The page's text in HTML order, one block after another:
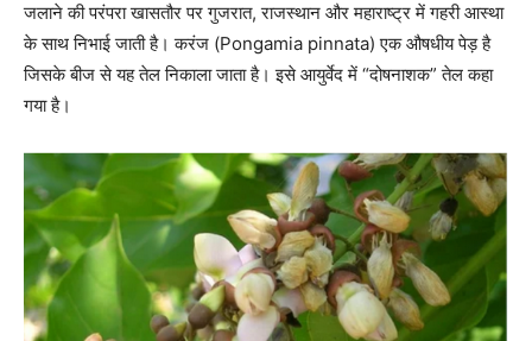
जलाने की परंपरा खासतौर पर गुजरात, राजस्थान और महाराष्ट्र में गहरी आस्था
के साथ निभाई जाती है। करंज (Pongamia pinnata) एक औषधीय पेड़ है
जिसके बीज से यह तेल निकाला जाता है। इसे आयुर्वेद में “दोषनाशक” तेल कहा
गया है।